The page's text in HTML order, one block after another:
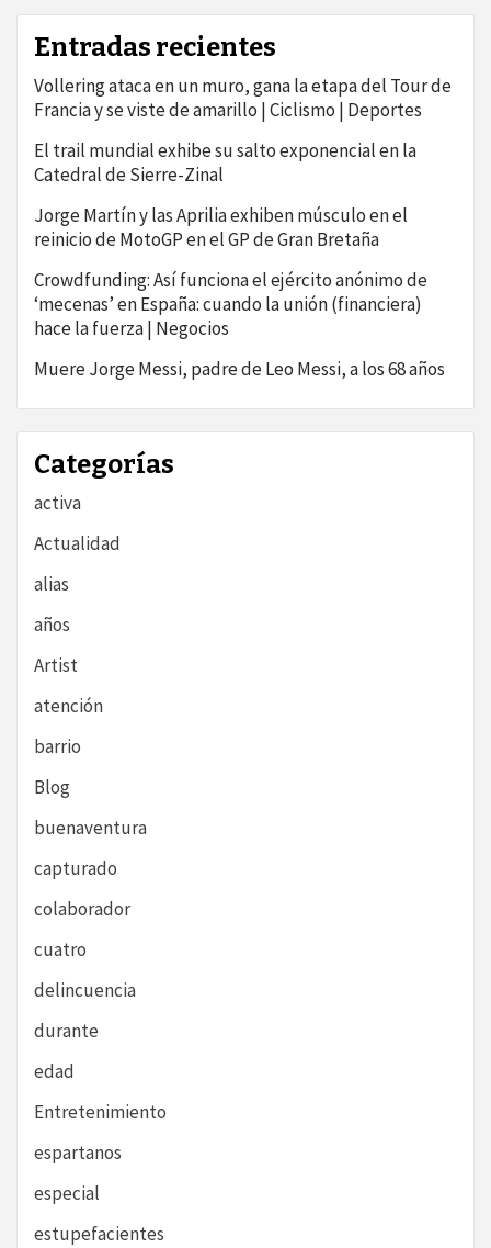
Entradas recientes
Vollering ataca en un muro, gana la etapa del Tour de
Francia y se viste de amarillo | Ciclismo | Deportes
El trail mundial exhibe su salto exponencial en la
Catedral de Sierre-Zinal
Jorge Martín y las Aprilia exhiben músculo en el
reinicio de MotoGP en el GP de Gran Bretaña
Crowdfunding: Así funciona el ejército anónimo de
‘mecenas’ en España: cuando la unión (financiera)
hace la fuerza | Negocios
Muere Jorge Messi, padre de Leo Messi, a los 68 años
Categorías
activa
Actualidad
alias
años
Artist
atención
barrio
Blog
buenaventura
capturado
colaborador
cuatro
delincuencia
durante
edad
Entretenimiento
espartanos
especial
estupefacientes